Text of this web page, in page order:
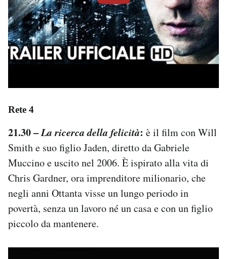
Rete 4
21.30 –La ricerca della felicità: è il film con Will
Smith e suo figlio Jaden, diretto da Gabriele
Muccino e uscito nel 2006. È ispirato alla vita di
Chris Gardner, ora imprenditore milionario, che
negli anni Ottanta visse un lungo periodo in
povertà, senza un lavoro né un casa e con un figlio
piccolo da mantenere.